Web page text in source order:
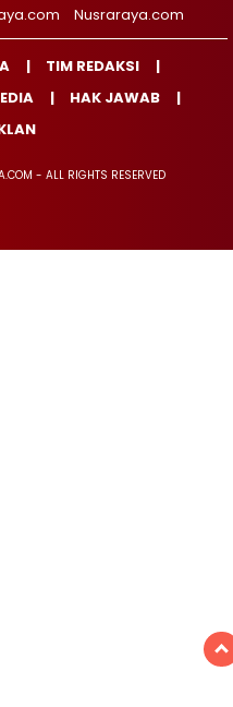
Nusraraya.com
TIM REDAKSI
HAK JAWAB
- ALL RIGHTS RESERVED